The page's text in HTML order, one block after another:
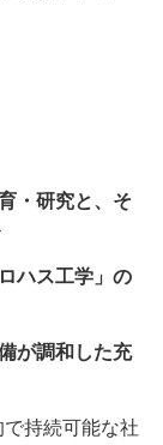
・研究と、そ
ハス工学」の
が調和した充
で持続可能な社